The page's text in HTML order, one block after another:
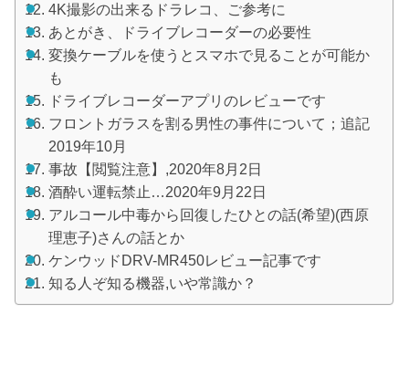
4K撮影の出来るドラレコ、ご参考に
あとがき、ドライブレコーダーの必要性
変換ケーブルを使うとスマホで見ることが可能か
も
ドライブレコーダーアプリのレビューです
フロントガラスを割る男性の事件について；追記
2019年10月
事故【閲覧注意】,2020年8月2日
酒酔い運転禁止…2020年9月22日
アルコール中毒から回復したひとの話(希望)(西原
理恵子)さんの話とか
ケンウッドDRV-MR450レビュー記事です
知る人ぞ知る機器,いや常識か？